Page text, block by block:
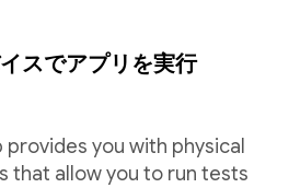
スでアプリを実行
provides you with physical
that allow you to run tests